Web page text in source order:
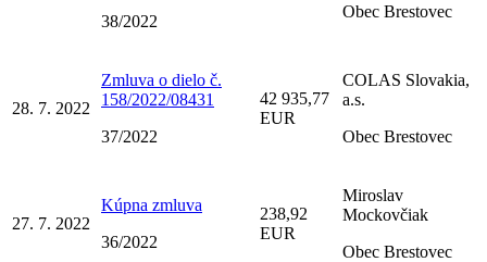
38/2022
Obec Brestovec
28. 7. 2022
Zmluva o dielo č.
158/2022/08431
37/2022
42 935,77
EUR
COLAS Slovakia,
a.s.
Obec Brestovec
27. 7. 2022
Kúpna zmluva
36/2022
238,92
EUR
Miroslav
Mockovčiak
Obec Brestovec